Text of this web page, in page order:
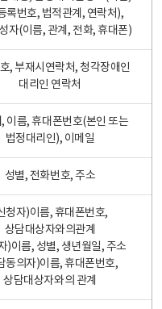
록번호, 법적관계, 연락처),
자(이름, 관계, 전화, 휴대폰)
, 부재시연락처, 청각장애인
대리인 연락처
이름, 휴대폰번호(본인 또는
법정대리인), 이메일
성별, 전화번호, 주소
청자)이름, 휴대폰번호,
상담대상자와의관계
)이름, 성별, 생년월일, 주소
동의자)이름, 휴대폰번호,
상담대상자와의 관계